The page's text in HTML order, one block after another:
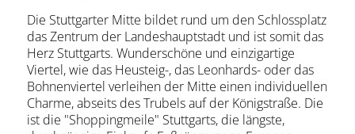
Kultur
Feste & Highlights
Die Stuttgarter Mitte bildet rund um den Schlossplatz
das Zentrum der Landeshauptstadt und ist somit das
Herz Stuttgarts. Wunderschöne und einzigartige
Viertel, wie das Heusteig-, das Leonhards- oder das
Bohnenviertel verleihen der Mitte einen individuellen
Charme, abseits des Trubels auf der Königstraße. Die
ist die "Shoppingmeile" Stuttgarts, die längste,